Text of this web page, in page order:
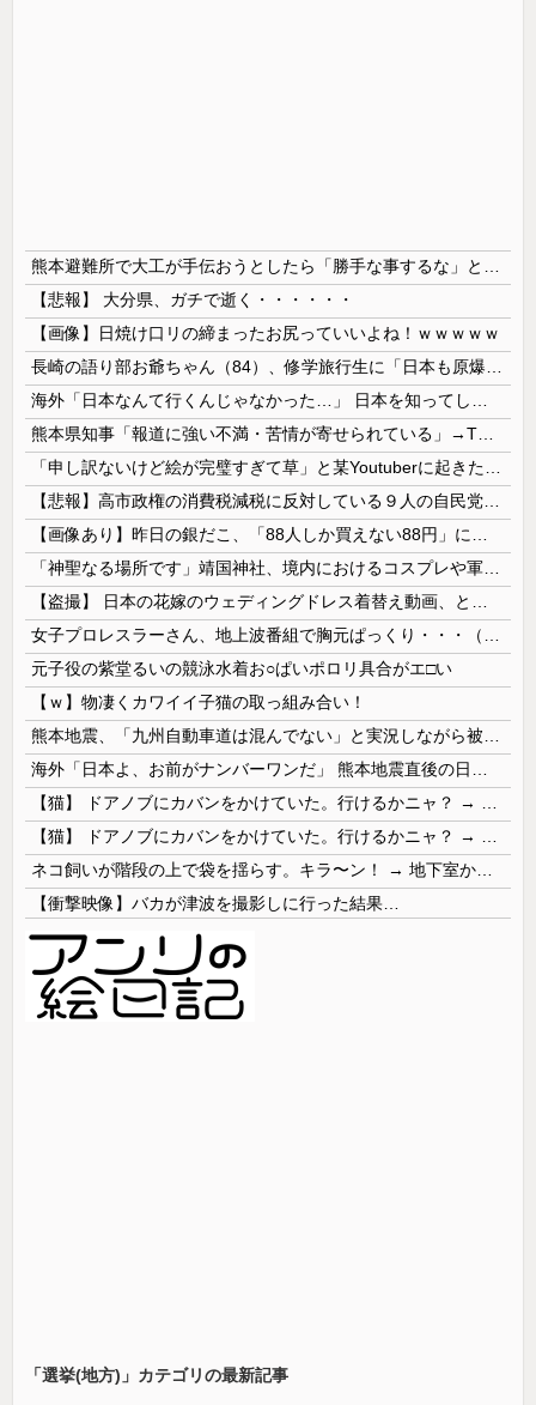
熊本避難所で大工が手伝おうとしたら「勝手な事するな」と行政側に止められた！との証言、内容があまりに胡散臭すぎた結果……
【悲報】 大分県、ガチで逝く・・・・・・
【画像】日焼け口リの締まったお尻っていいよね！ｗｗｗｗｗ
長崎の語り部お爺ちゃん（84）、修学旅行生に「日本も原爆を持たないと負ける」と言われびっくり！ 被団協代表（85）も中学生に「核を持たないで日本...
海外「日本なんて行くんじゃなかった…」 日本を知ってしまったディズニー信者、帰国後『本家』に失望する事態に
熊本県知事「報道に強い不満・苦情が寄せられている」→TBSの報道特集がまさにそれな件
「申し訳ないけど絵が完璧すぎて草」と某Youtuberに起きた悲劇に目撃者騒然、”映え”のために愛車をを停めて撮影していたら……
【悲報】高市政権の消費税減税に反対している９人の自民党議員が全て判明！！！！ やっぱりコイツラかｗｗｗｗｗ
【画像あり】昨日の銀だこ、「88人しか買えない88円」に大行列をなす都民コチラｗｗｗｗｗ
「神聖なる場所です」靖国神社、境内におけるコスプレや軍装の禁止を発表！
【盗撮】 日本の花嫁のウェディングドレス着替え動画、とんでもない神乳だと海外で話題に
女子プロレスラーさん、地上波番組で胸元ぱっくり・・・（※画像あり）
元子役の紫堂るいの競泳水着お○ぱいポロリ具合がエ□い
【ｗ】物凄くカワイイ子猫の取っ組み合い！
熊本地震、「九州自動車道は混んでない」と実況しながら被災地へ向かう有名アナなどに批判殺到 全国紙記者「最新の状況をいち早く伝えることは報道機関としての責務」「情報を取り上げることには大きな意義がある」
海外「日本よ、お前がナンバーワンだ」 熊本地震直後の日本の対応のスピードに世界が衝撃
【猫】 ドアノブにカバンをかけていた。行けるかニャ？ → 猫はこうなります…
【猫】 ドアノブにカバンをかけていた。行けるかニャ？ → 猫はこうなります…
ネコ飼いが階段の上で袋を揺らす。キラ〜ン！ → 地下室からヤツが現れる…
【衝撃映像】バカが津波を撮影しに行った結果…
「選挙(地方)」カテゴリの最新記事